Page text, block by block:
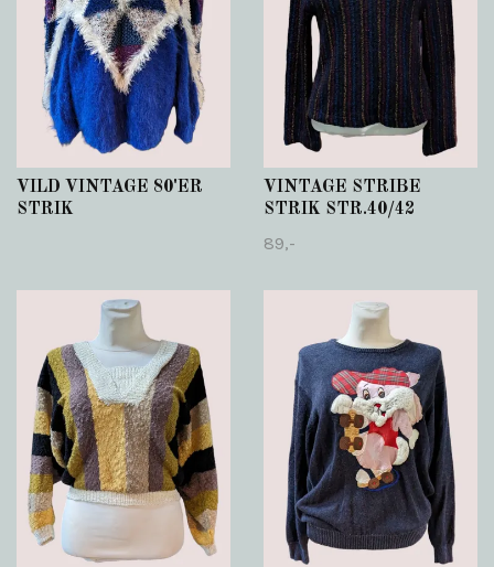
VILD VINTAGE 80'ER
STRIK
VINTAGE STRIBE
STRIK STR.40/42
89,-